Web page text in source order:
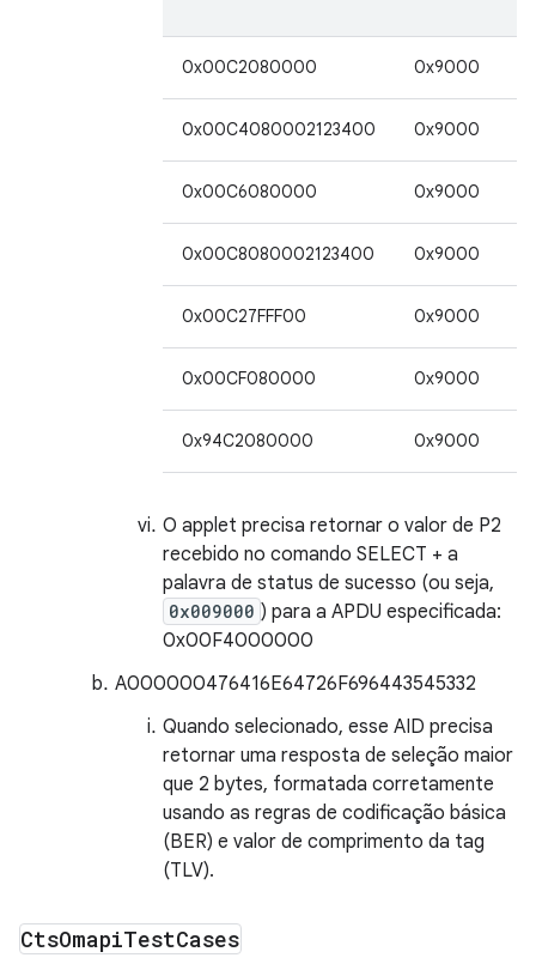
0x00C2080000 0x9000
0x00C4080002123400 0x9000
0x00C6080000 0x9000
0x00C8080002123400 0x9000
0x00C27FFF00 0x9000
0x00CF080000 0x9000
0x94C2080000 0x9000
O applet precisa retornar o valor de P2
recebido no comando SELECT + a
palavra de status de sucesso (ou seja,
0x009000 ) para a APDU especificada:
0x00F4000000
A000000476416E64726F696443545332
Quando selecionado, esse AID precisa
retornar uma resposta de seleção maior
que 2 bytes, formatada corretamente
usando as regras de codificação básica
(BER) e valor de comprimento da tag
(TLV).
CtsOmapiTestCases